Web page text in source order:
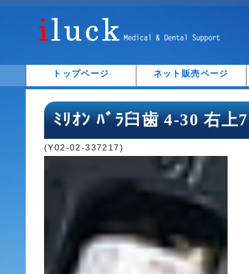
トップページ ネット販売ページ
ﾐﾘｵﾝ ﾊﾞﾗ臼歯 4-30 右上7
(Y02-02-337217)